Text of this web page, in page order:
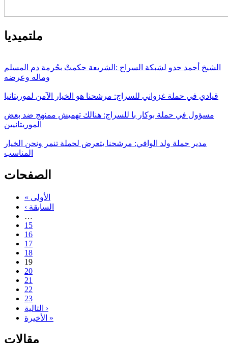
ملتميديا
الشيخ أحمد جدو لشبكة السراج :الشريعة حكمتْ بحُرمة دم المسلم
وماله وعرضه
قيادي في حملة غزواني للسراج: مرشحنا هو الخيار الآمن لموريتانيا
مسؤول في حملة بوكار با للسراج: هنالك تهميش ممنهج ضد بعض
الموريتانيين
مدير حملة ولد الوافي: مرشحنا يتعرض لحملة تنمر ونحن الخيار
المناسب
الصفحات
« الأولى
‹ السابقة
…
15
16
17
18
19
20
21
22
23
التالية ›
الأخيرة »
مقالات